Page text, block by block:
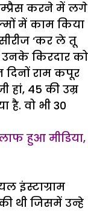
करने में लगे
में काम किया
‘कर ले तू
किरदार को
राम कपूर
45 की उम्र
है. वो भी 30
हुआ मीडिया,
इंस्टाग्राम
थी जिसमें उन्हे